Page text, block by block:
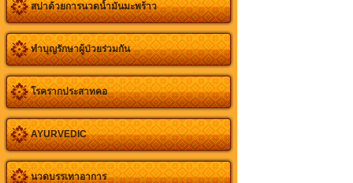
สปาด้วยการนวดน้ำมันมะพร้าว
ทำบุญรักษาผู้ป่วยร่วมกัน
โรครากประสาทคอ
AYURVEDIC
นวดบรรเทาอาการ